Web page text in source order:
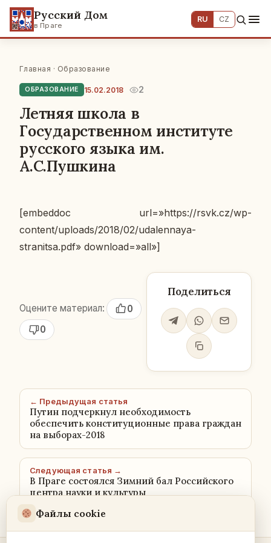
Русский Дом
в Праге
RU CZ
Главная · Образование
ОБРАЗОВАНИЕ 15.02.2018 2
Летняя школа в
Государственном институте
русского языка им.
А.С.Пушкина
[embeddoc url=»https://rsvk.cz/wp-
content/uploads/2018/02/udalennaya-
stranitsa.pdf» download=»all»]
Оцените материал:
0
0
Поделиться
← Предыдущая статья
Путин подчеркнул необходимость
обеспечить конституционные права граждан
на выборах-2018
Следующая статья →
В Праге состоялся Зимний бал Российского
центра науки и культуры
Файлы cookie